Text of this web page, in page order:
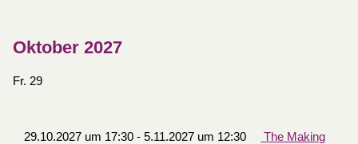
Oktober 2027
Fr. 29
29.10.2027 um 17:30 -5.11.2027 um 12:30
The Making